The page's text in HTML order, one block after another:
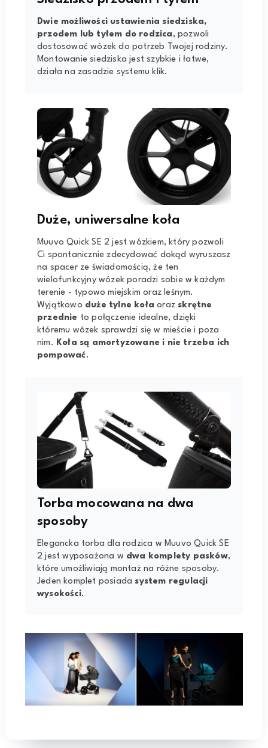
Dwie możliwości ustawienia siedziska,
przodem lub tyłem do rodzica , pozwoli
dostosować wózek do potrzeb Twojej rodziny.
Montowanie siedziska jest szybkie i łatwe,
działa na zasadzie systemu klik.
Duże, uniwersalne koła
Muuvo Quick SE 2 jest wózkiem, który pozwoli
Ci spontanicznie zdecydować dokąd wyruszasz
na spacer ze świadomością, że ten
wielofunkcyjny wózek poradzi sobie w każdym
terenie - typowo miejskim oraz leśnym.
Wyjątkowo duże tylne koła oraz skrętne
przednie to połączenie idealne, dzięki
któremu wózek sprawdzi się w mieście i poza
nim. Koła są amortyzowane i nie trzeba ich
pompować.
Torba mocowana na dwa
sposoby
Elegancka torba dla rodzica w Muuvo Quick SE
2 jest wyposażona w dwa komplety pasków,
które umożliwiają montaż na różne sposoby.
Jeden komplet posiada system regulacji
wysokości.